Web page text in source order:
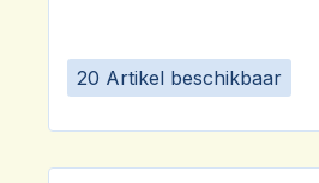
20 Artikel beschikbaar